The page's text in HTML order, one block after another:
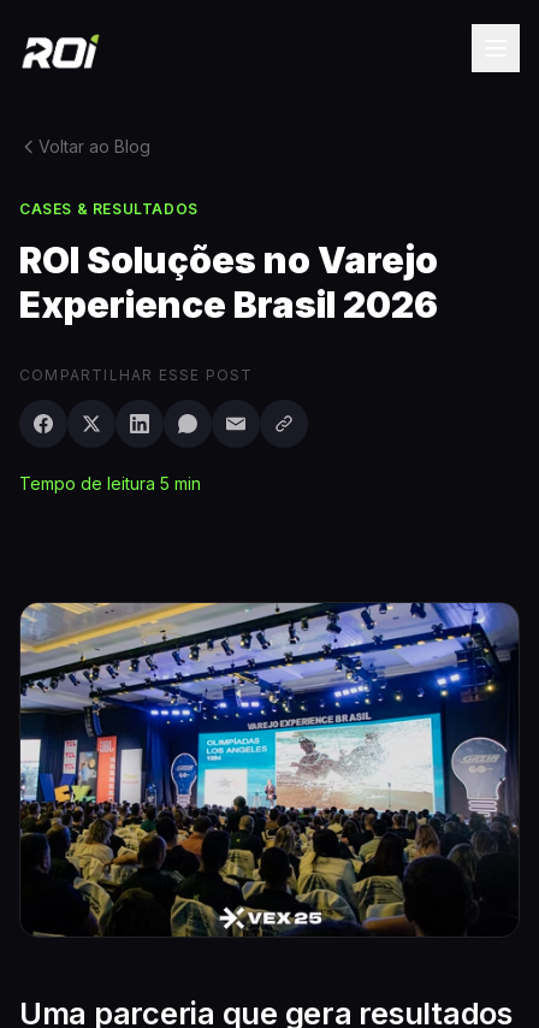
Voltar ao Blog
CASES & RESULTADOS
ROI Soluções no Varejo
Experience Brasil 2026
COMPARTILHAR ESSE POST
Tempo de leitura 5 min
Uma parceria que gera resultados